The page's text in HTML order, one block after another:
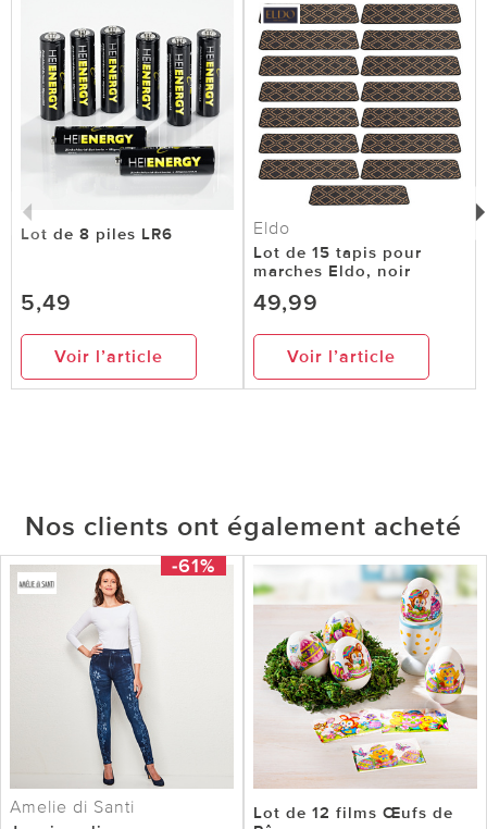
Lot de 8 piles LR6
5,49
Voir l’article
Eldo
Lot de 15 tapis pour
marches Eldo, noir
49,99
Voir l’article
Nos clients ont également acheté
-61%
Amelie di Santi
Lot de 12 films Œufs de